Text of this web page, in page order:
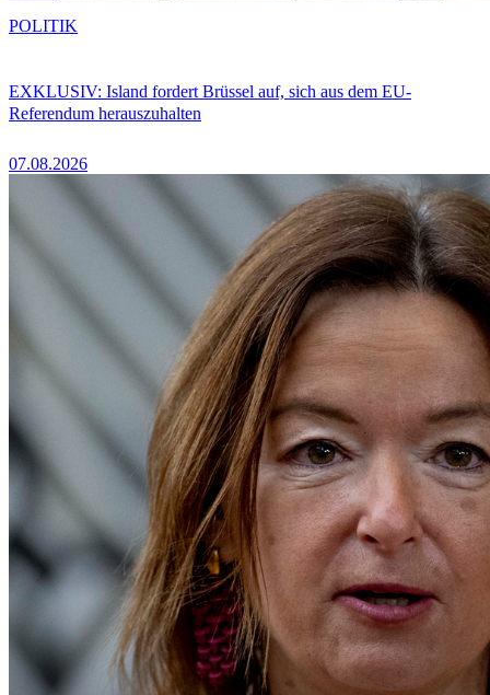
EXKLUSIV: Island fordert Brüssel auf, sich aus dem EU-
Referendum herauszuhalten
07.08.2026
POLITIK